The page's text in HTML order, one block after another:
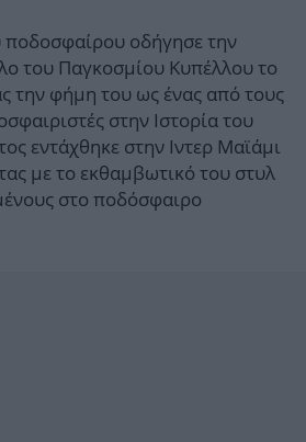
οδήγησε την
του Παγκοσμίου Κυπέλλου το
την φήμη του ως ένας από τους
στην Ιστορία του
εντάχθηκε στην Ιντερ Μαϊάμι
με το εκθαμβωτικό του στυλ
στο ποδόσφαιρο